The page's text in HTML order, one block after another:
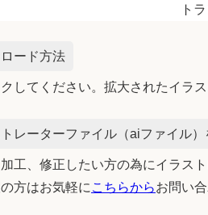
ト
ード方法
してください。拡大されたイラ
レーターファイル（aiファイル
工、修正したい方の為にイラス
方はお気軽に こちらからお問い